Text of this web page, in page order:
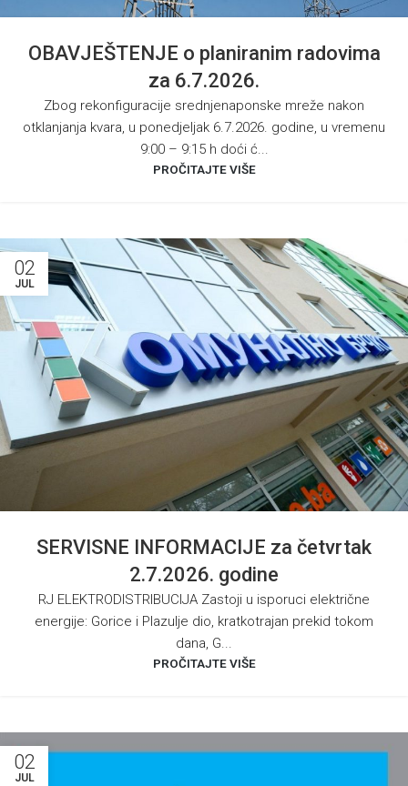
OBAVJEŠTENJE o planiranim radovima
za 6.7.2026.
Zbog rekonfiguracije srednjenaponske mreže nakon
otklanjanja kvara, u ponedjeljak 6.7.2026. godine, u vremenu
9:00 – 9:15 h doći ć...
PROČITAJTE VIŠE
02
JUL
SERVISNE INFORMACIJE za četvrtak
2.7.2026. godine
RJ ELEKTRODISTRIBUCIJA Zastoji u isporuci električne
energije: Gorice i Plazulje dio, kratkotrajan prekid tokom
dana, G...
PROČITAJTE VIŠE
02
JUL